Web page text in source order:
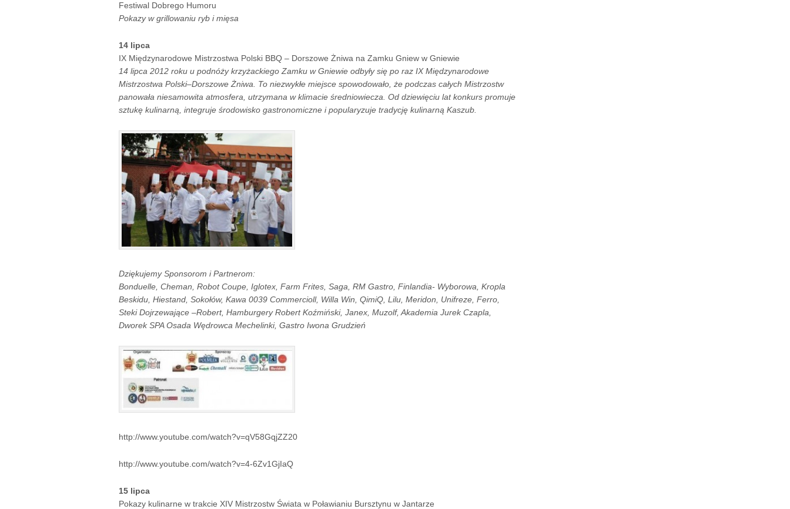
Festiwal Dobrego Humoru
Pokazy w grillowaniu ryb i mięsa
14 lipca
IX Międzynarodowe Mistrzostwa Polski BBQ – Dorszowe Żniwa na Zamku Gniew w Gniewie
14 lipca 2012 roku u podnóży krzyżackiego Zamku w Gniewie odbyły się po raz IX Międzynarodowe
Mistrzostwa Polski–Dorszowe Żniwa. To niezwykłe miejsce spowodowało, że podczas całych Mistrzostw
panowała niesamowita atmosfera, utrzymana w klimacie średniowiecza. Od dziewięciu lat konkurs promuje
sztukę kulinarną, integruje środowisko gastronomiczne i popularyzuje tradycję kulinarną Kaszub.
Dziękujemy Sponsorom i Partnerom:
Bonduelle, Cheman, Robot Coupe, Iglotex, Farm Frites, Saga, RM Gastro, Finlandia- Wyborowa, Kropla
Beskidu, Hiestand, Sokołów, Kawa 0039 Commercioll, Willa Win, QimiQ, Lilu, Meridon, Unifreze, Ferro,
Steki Dojrzewające –Robert, Hamburgery Robert Koźmiński, Janex, Muzolf, Akademia Jurek Czapla,
Dworek SPA Osada Wędrowca Mechelinki, Gastro Iwona Grudzień
http://www.youtube.com/watch?v=qV58GqjZZ20
http://www.youtube.com/watch?v=4-6Zv1GjIaQ
15 lipca
Pokazy kulinarne w trakcie XIV Mistrzostw Świata w Poławianiu Bursztynu w Jantarze